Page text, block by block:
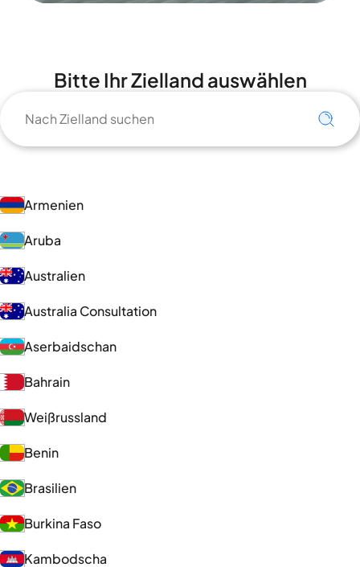
Bitte Ihr Zielland auswählen
Armenien
Aruba
Australien
Australia Consultation
Aserbaidschan
Bahrain
Weißrussland
Benin
Brasilien
Burkina Faso
Kambodscha